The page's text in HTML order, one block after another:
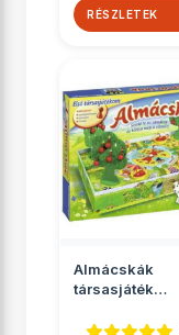
RÉSZLETEK
Almácskák
társasjáték
Ravensburger